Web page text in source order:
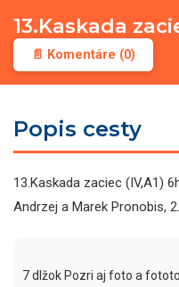
13.Kaskada
📄 Komentáre (0)
Popis cesty
13.Kaskada zaciec (IV,A1)
Andrzej a Marek Pronobis,
7 dlžok Pozri aj foto a